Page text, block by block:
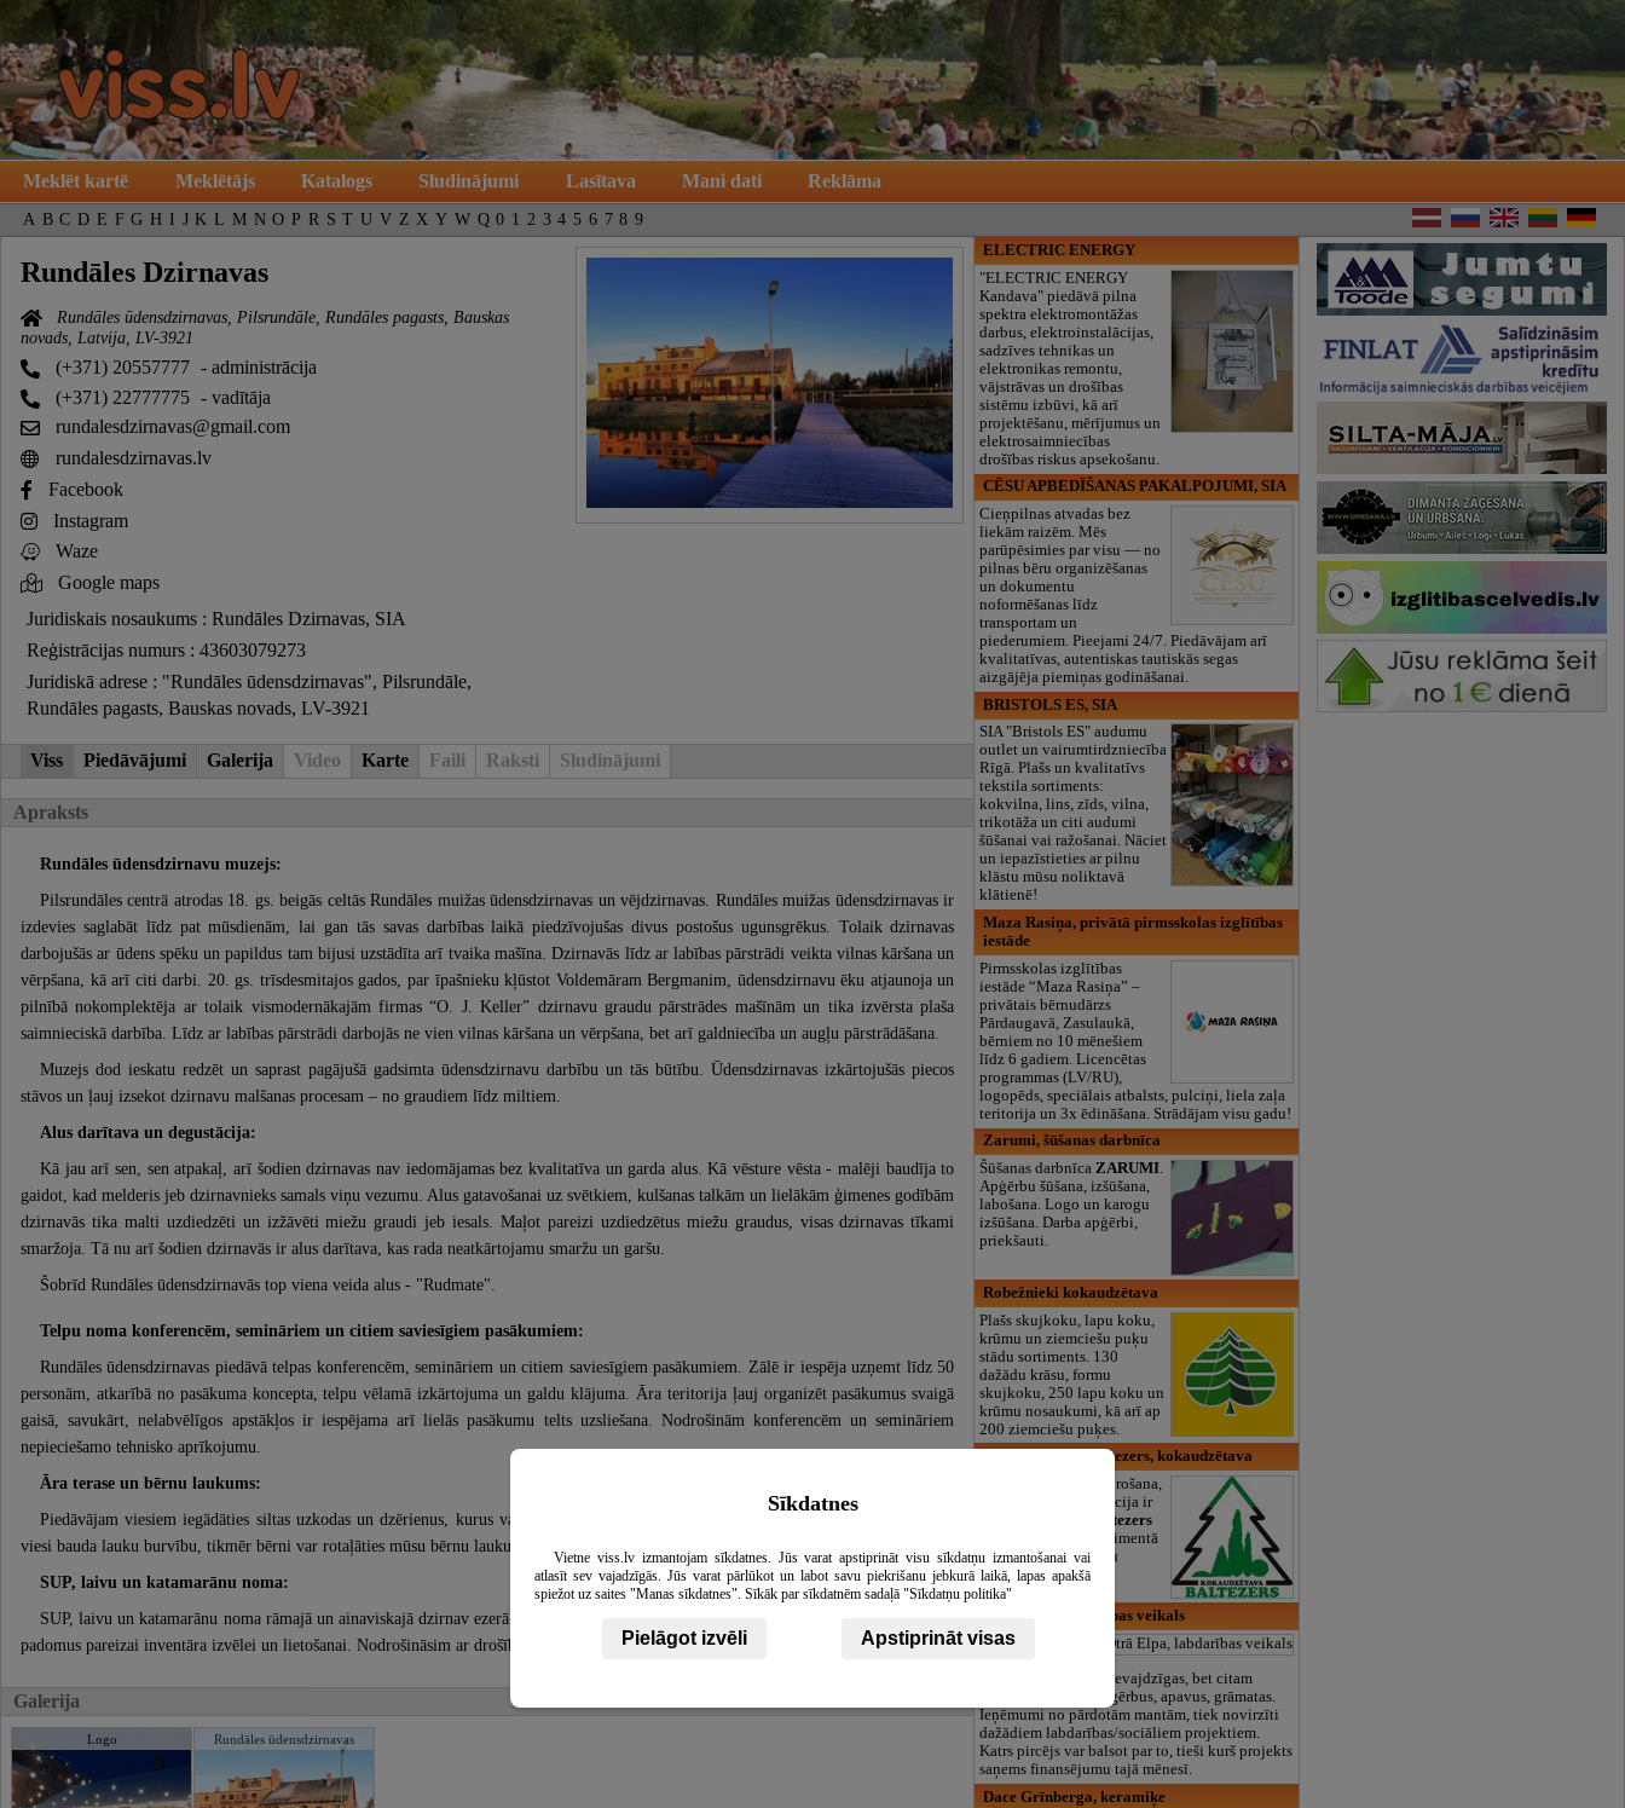
Meklēt kartē Meklētājs Katalogs Sludinājumi Lasītava Mani dati Reklāma
A B C D E F G H I J K L M N O P R S T U V Z X Y W Q 0 1 2 3 4 5 6 7 8 9
Rundāles Dzirnavas
Rundāles ūdensdzirnavas, Pilsrundāle, Rundāles pagasts, Bauskas
novads, Latvija, LV-3921
(+371) 20557777 - administrācija
(+371) 22777775 - vadītāja
rundalesdzirnavas@gmail.com
rundalesdzirnavas.lv
Facebook
Instagram
Waze
Google maps
Juridiskais nosaukums : Rundāles Dzirnavas, SIA
Reģistrācijas numurs : 43603079273
Juridiskā adrese : "Rundāles ūdensdzirnavas", Pilsrundāle,
Rundāles pagasts, Bauskas novads, LV-3921
Viss Piedāvājumi Galerija Video Karte Faili Raksti Sludinājumi
Apraksts
Rundāles ūdensdzirnavu muzejs:
Pilsrundāles centrā atrodas 18. gs. beigās celtās Rundāles muižas ūdens­dzirnavas un vējdzirnavas. Rundāles muižas ūdens­dzirnavas ir
izdevies saglabāt līdz pat mūsdienām, lai gan tās savas darbības laikā piedzīvojušas divus postošus ugunsgrēkus. Tolaik dzirnavas
darbojušās ar ūdens spēku un papildus tam bijusi uzstādīta arī tvai­ka mašīna. Dzirnavās līdz ar labības pārstrādi veikta vilnas kāršana un
vērpšana, kā arī citi darbi. 20. gs. trīsdesmitajos gados, par īpašnieku kļūstot Voldemāram Bergmanim, ūdensdzirnavu ēku atjaunoja un
pilnībā nokomplektēja ar to­laik vismodernākajām firmas “O. J. Keller” dzirnavu graudu pārstrādes mašīnām un tika izvērsta plaša
saimnieciskā darbība. Līdz ar labības pārstrādi darbojās ne vien vilnas kāršana un vērpšana, bet arī galdniecība un augļu pārstrādāšana.
Muzejs dod ieskatu redzēt un saprast pagājušā gadsimta ūdensdzirnavu darbību un tās būtību. Ūdensdzirnavas izkārtojušās piecos
stāvos un ļauj izsekot dzirnavu malšanas procesam – no graudiem līdz miltiem.
Alus darītava un degustācija:
Kā jau arī sen, sen atpakaļ, arī šodien dzirnavas nav iedomājamas bez kvalitatīva un garda alus. Kā vēsture vēsta - malēji baudīja to
gaidot, kad melderis jeb dzirnavnieks samals viņu vezumu. Alus gatavošanai uz svētkiem, kulšanas talkām un lielākām ģimenes godībām
dzirnavās tika malti uzdiedzēti un izžāvēti miežu graudi jeb iesals. Maļot pareizi uzdiedzētus miežu graudus, visas dzirnavas tīkami
smaržoja. Tā nu arī šodien dzirnavās ir alus darītava, kas rada neatkārtojamu smaržu un garšu.
Šobrīd Rundāles ūdensdzirnavās top viena veida alus - "Rudmate".
Telpu noma konferencēm, semināriem un citiem saviesīgiem pasākumiem:
Rundāles ūdensdzirnavas piedāvā telpas konferencēm, semināriem un citiem saviesīgiem pasākumiem. Zālē ir iespēja uzņemt līdz 50
personām, atkarībā no pasākuma koncepta, telpu vēlamā izkārtojuma un galdu klājuma. Āra teritorija ļauj organizēt pasākumus svaigā
gaisā, savukārt, nelabvēlīgos apstākļos ir iespējama arī lielās pasākumu telts uzsliešana. Nodrošinām konferencēm un semināriem
nepieciešamo tehnisko aprīkojumu.
Āra terase un bērnu laukums:
Piedāvājam viesiem iegādāties siltas uzkodas un dzērienus, kurus varēs baudīt āra teritorijā, kur ir izkārtoti galdi un krēsli. Kamēr
viesi bauda lauku burvību, tikmēr bērni var rotaļāties mūsu bērnu laukumiņā.
SUP, laivu un katamarānu noma:
SUP, laivu un katamarānu noma rāmajā un ainaviskajā dzirnav ezerā. Lieliska vieta, kur aktīvi baudīt vasaras brīvos brīžus. Sniegsim
padomus pareizai inventāra izvēlei un lietošanai. Nodrošināsim ar drošības vestēm gan lielus, gan mazus.
Galerija
Logo Rundāles ūdensdzirnavas
ELECTRIC ENERGY
"ELECTRIC ENERGY
Kandava" piedāvā pilna
spektra elektromontāžas
darbus, elektroinstalācijas,
sadzīves tehnikas un
elektronikas remontu,
vājstrāvas un drošības
sistēmu izbūvi, kā arī
projektēšanu, mērījumus un
elektrosaimniecības
drošības riskus apsekošanu.
CĒSU APBEDĪŠANAS PAKALPOJUMI, SIA
Cieņpilnas atvadas bez
liekām raizēm. Mēs
parūpēsimies par visu — no
pilnas bēru organizēšanas
un dokumentu
noformēšanas līdz
transportam un
piederumiem. Pieejami 24/7. Piedāvājam arī
kvalitatīvas, autentiskas tautiskās segas
aizgājēja piemiņas godināšanai.
BRISTOLS ES, SIA
SIA "Bristols ES" audumu
outlet un vairumtirdzniecība
Rīgā. Plašs un kvalitatīvs
tekstila sortiments:
kokvilna, lins, zīds, vilna,
trikotāža un citi audumi
šūšanai vai ražošanai. Nāciet
un iepazīstieties ar pilnu
klāstu mūsu noliktavā
klātienē!
Maza Rasiņa, privātā pirmsskolas izglītības
iestāde
Pirmsskolas izglītības
iestāde “Maza Rasiņa” –
privātais bērnudārzs
Pārdaugavā, Zasulaukā,
bērniem no 10 mēnešiem
līdz 6 gadiem. Licencētas
programmas (LV/RU),
logopēds, speciālais atbalsts, pulciņi, liela zaļa
teritorija un 3x ēdināšana. Strādājam visu gadu!
Zarumi, šūšanas darbnīca
Šūšanas darbnīcaZARUMI.
Apģērbu šūšana, izšūšana,
labošana. Logo un karogu
izšūšana. Darba apģērbi,
priekšauti.
Robežnieki kokaudzētava
Plašs skujkoku, lapu koku,
krūmu un ziemciešu puķu
stādu sortiments. 130
dažādu krāsu, formu
skujkoku, 250 lapu koku un
krūmu nosaukumi, kā arī ap
200 ziemciešu puķes.
Kokaudzētava Baltezers, kokaudzētava
Dekoratīvo stādu vairošana,
audzēšana un realizācija ir
Kokaudzētavas Baltezers
darbības nozare, sortimentā
ir vairāk kā 500 augu
nosaukumu.
Otrā Elpa, labdarības veikals
Labdarības
var nodot sev vairs nevajdzīgas, bet citam
lietderīgas lietas, apģērbus, apavus, grāmatas.
Ieņēmumi no pārdotām mantām, tiek novirzīti
dažādiem labdarības/sociāliem projektiem.
Katrs pircējs var balsot par to, tieši kurš projekts
saņems finansējumu tajā mēnesī.
Dace Grīnberga, keramiķe
Sīkdatnes
Vietne viss.lv izmantojam sīkdatnes. Jūs varat apstiprināt visu sīkdatņu izmantošanai vai
atlasīt sev vajadzīgās. Jūs varat pārlūkot un labot savu piekrišanu jebkurā laikā, lapas apakšā
spiežot uz saites "Manas sīkdatnes". Sīkāk par sīkdatnēm sadaļā "Sīkdatņu politika"
Pielāgot izvēli Apstiprināt visas